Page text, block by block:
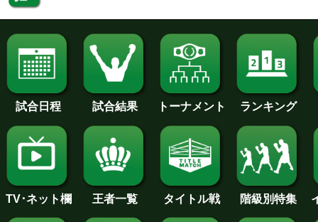
試合日程 試合結果 トーナメント ランキング
TV･ネット欄 王者一覧 タイトル戦 階級別特集